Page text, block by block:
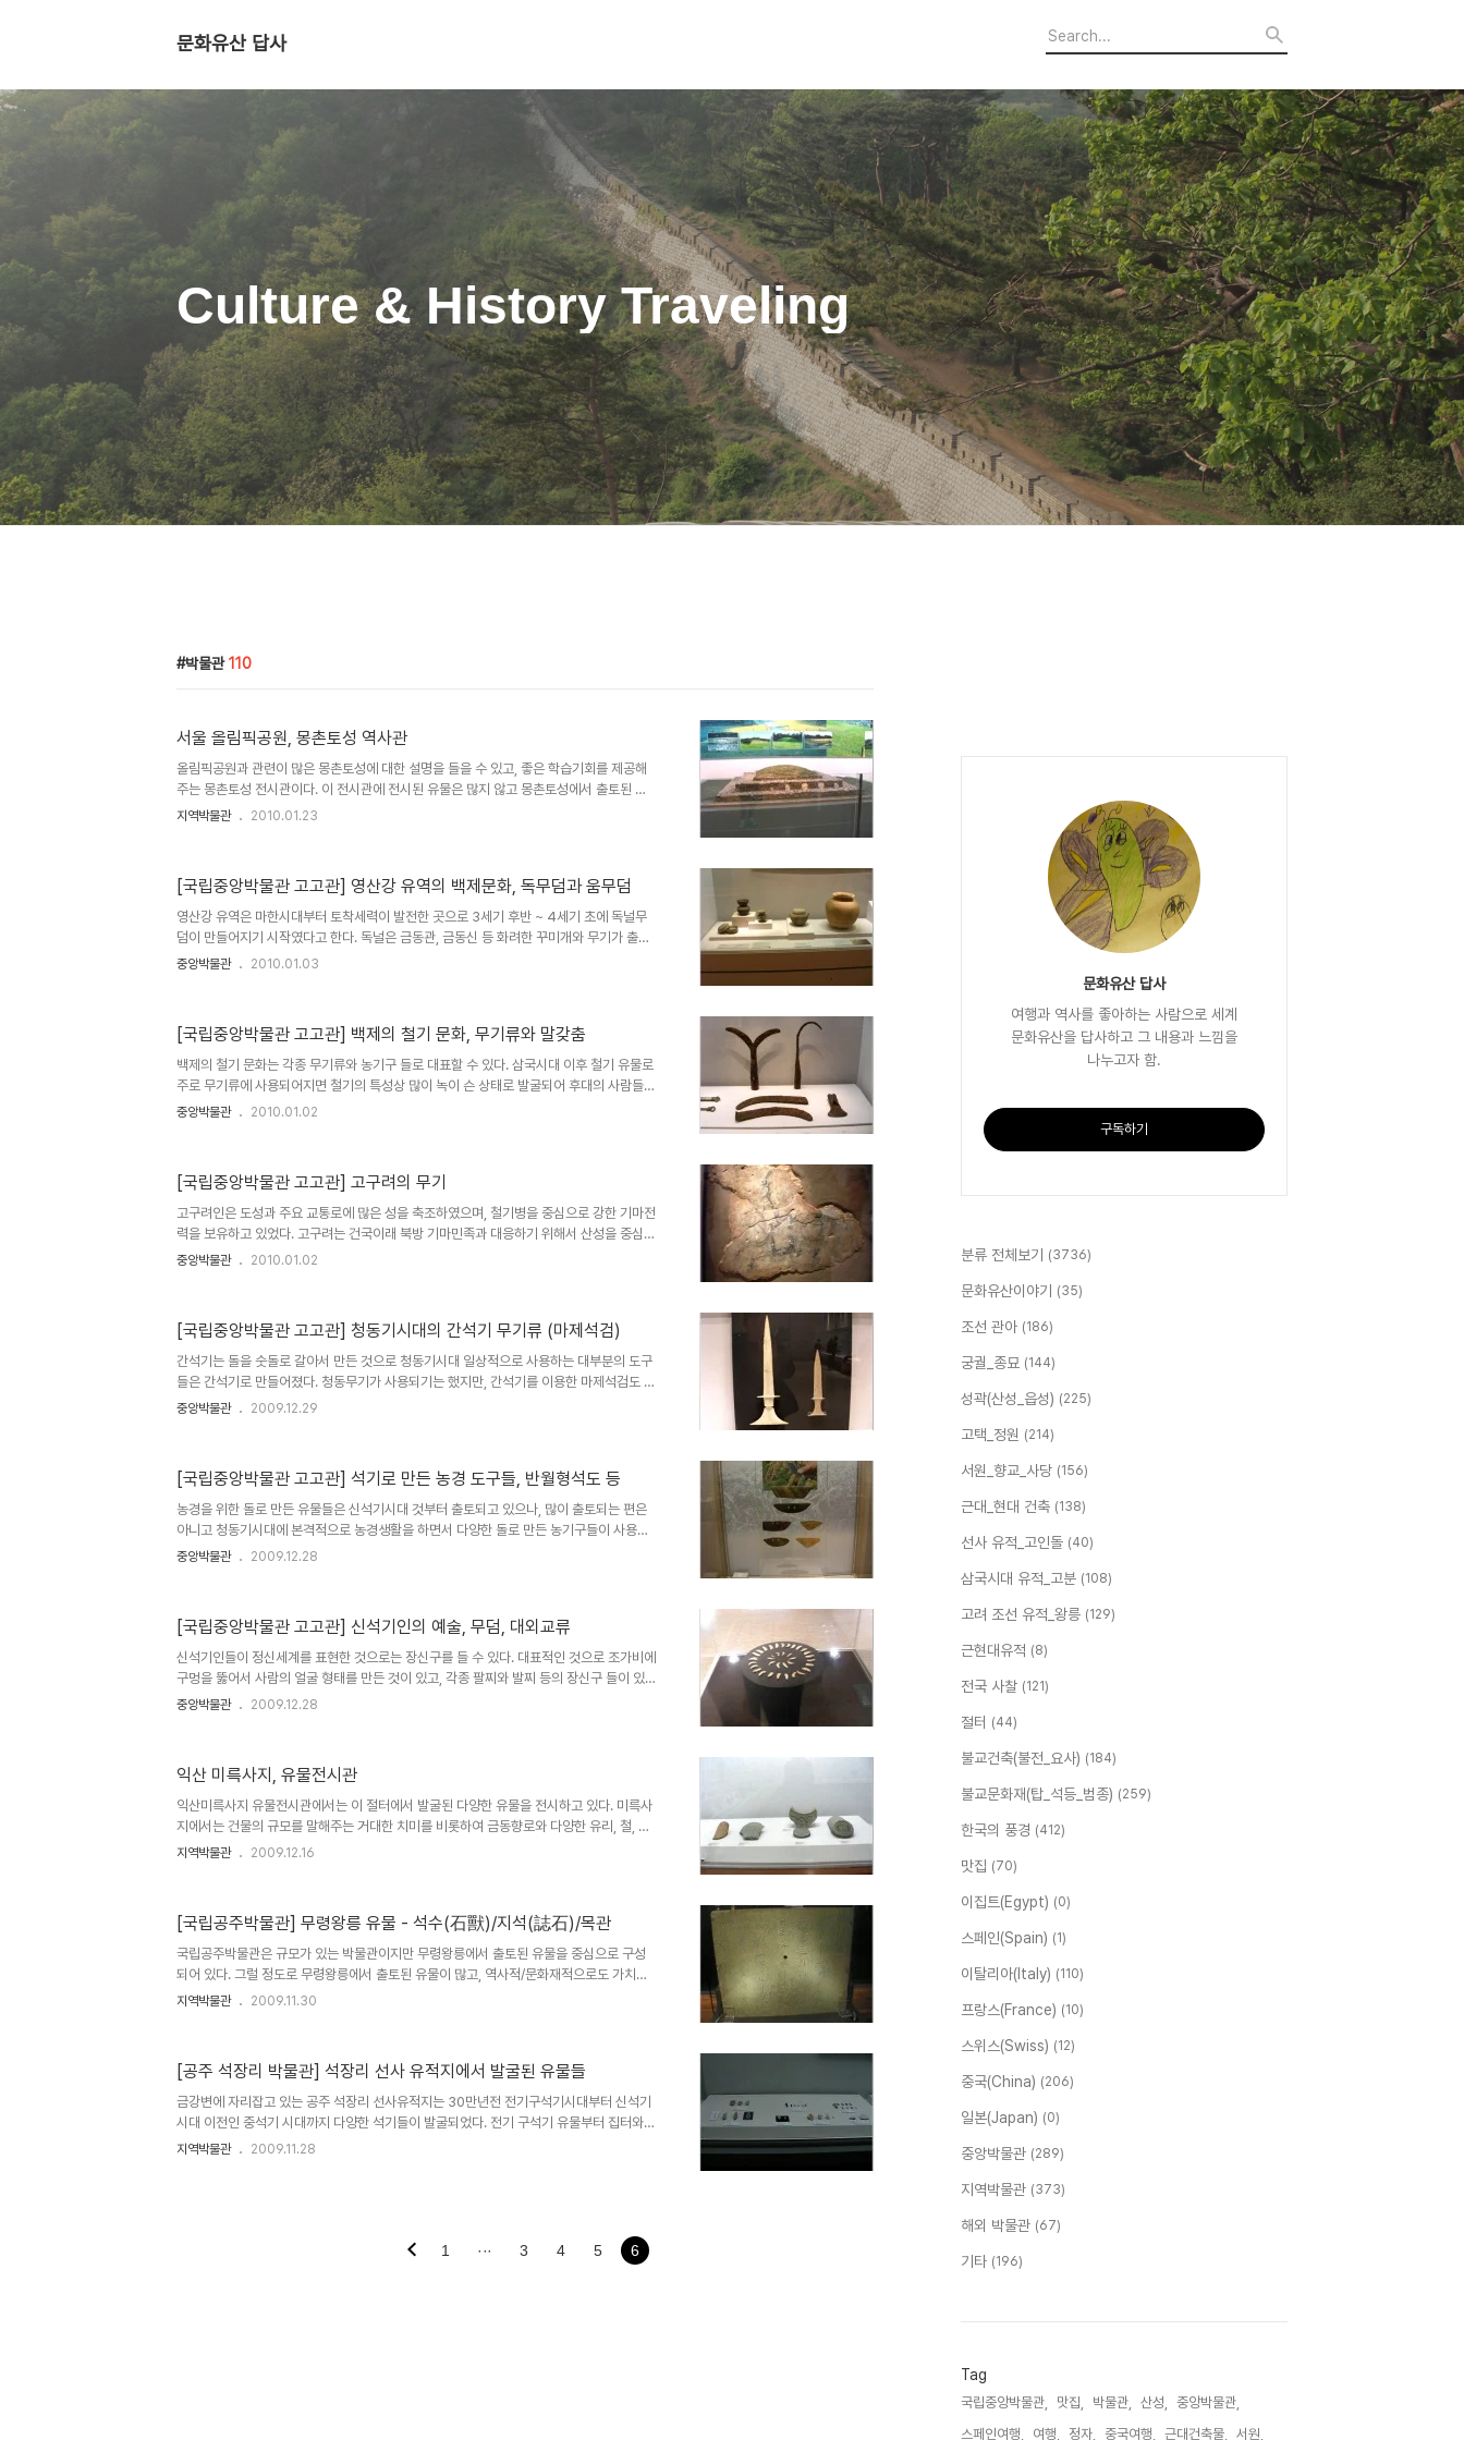
문화유산 답사
Culture & History Traveling
박물관 110
서울 올림픽공원, 몽촌토성 역사관
올림픽공원과 관련이 많은 몽촌토성에 대한 설명을 들을 수 있고, 좋은 학습기회를 제공해
주는 몽촌토성 전시관이다. 이 전시관에 전시된 유물은 많지 않고 몽촌토성에서 출토된 유
물의 복제품과 주변 초기 한성 백제의 하남 위례성에 대한 설명을 위주로 구성되어 있다. 송
유물들을 전시하고 있는데 주로 복제품을 전시하고 있다. 진품은 대부분 서울대 박물관에서
보관하고 있다고 한다.
지역박물관 2010.01.23
[국립중앙박물관 고고관] 영산강 유역의 백제문화, 독무덤과 움무덤
영산강 유역은 마한시대부터 토착세력이 발전한 곳으로 3세기 후반 ~ 4세기 초에 독널무
덤이 만들어지기 시작였다고 한다. 독널은 금동관, 금동신 등 화려한 꾸미개와 무기가 출토
되기도 한다. 그래서 마한 이후의 이지역 토착지배세력의 무덤으로 보고 있다. 영산강 유역
성 백제기에 영산강 유역에서 유행했다고 한다. 나주 반암면 신촌리고분. 나주 반암면 일대
신촌리, 대안리, 덕산리에 많은 고분들에서 독무덤이 출토되었다고 한다. 영산강 유역 독무
덤에 출토된..
중앙박물관 2010.01.03
[국립중앙박물관 고고관] 백제의 철기 문화, 무기류와 말갖춤
백제의 철기 문화는 각종 무기류와 농기구 들로 대표할 수 있다. 삼국시대 이후 철기 유물로
주로 무기류에 사용되어지면 철기의 특성상 많이 녹이 슨 상태로 발굴되어 후대의 사람들이
보기에는 크게 감동을 주지는 않지만 분명히 발전된 기술을 보여주고 있다. 서울 풍납토성
놓아 적의 접근을 막는 무기이다. 고리자루칼. 전남 나주 복암리 무덤 출토 유물 낫, 칼, 갈고
리 백제의 철기는 농기구와 무기로 대표되며 다양한 형태가 있다. 특히 한성기 유적인 서..
중앙박물관 2010.01.02
[국립중앙박물관 고고관] 고구려의 무기
고구려인은 도성과 주요 교통로에 많은 성을 축조하였으며, 철기병을 중심으로 강한 기마전
력을 보유하고 있었다. 고구려는 건국이래 북방 기마민족과 대응하기 위해서 산성을 중심으
로 한 국가 방어전략이 체계화 되어 있었고 그 전략은 조선시대까지 유효한 전략이었다. 지
벽 인문 행렬도의 일부다. 말을 타고 달리는 모습에서 당시 고구려인의 옷치장과 말갖춤 등
을 엿볼 수 있다. 이 인물은 '절풍'이라는 고구려 특유의 모자에 새깃을 꽂아 장식한 '조우
관'을 쓰고 ..
중앙박물관 2010.01.02
[국립중앙박물관 고고관] 청동기시대의 간석기 무기류 (마제석검)
간석기는 돌을 숫돌로 갈아서 만든 것으로 청동기시대 일상적으로 사용하는 대부분의 도구
들은 간석기로 만들어졌다. 청동무기가 사용되기는 했지만, 간석기를 이용한 마제석검도 이
시대에 많이 사용된것으로 보이며, 많은 박물관들의 입구를 이 마제석검과 토기류들이 장식
루를 만들어 연결하는 경우도 있다. 간석기로 만든 각종 전쟁용 도끼 화살촉 춘천지역 주거
지에서 출토된 유물로 당시의 화살촉과 화살을 연결해서 사용하는 법을 보여주고 있다. 청
동기시대에는 간..
중앙박물관 2009.12.29
[국립중앙박물관 고고관] 석기로 만든 농경 도구들, 반월형석도 등
농경을 위한 돌로 만든 유물들은 신석기시대 것부터 출토되고 있으나, 많이 출토되는 편은
아니고 청동기시대에 본격적으로 농경생활을 하면서 다양한 돌로 만든 농기구들이 사용되
었다고 한다. 대표적인 농기로는 '반월형 석도'라고 불리는 반달모양의 돌칼이 많이 알려져
부여 송국리에서 출토되었다고 한다. 신석기시대 농기인 돌로 만든 칼. 서울 암사동 선사유
적지에서 발굴된 신석기시대 돌로 만든 농기구. 초보적인 농사의 형태를 추정할 수 있게 해
준다. 청..
중앙박물관 2009.12.28
[국립중앙박물관 고고관] 신석기인의 예술, 무덤, 대외교류
신석기인들이 정신세계를 표현한 것으로는 장신구를 들 수 있다. 대표적인 것으로 조가비에
구멍을 뚫어서 사람의 얼굴 형태를 만든 것이 있고, 각종 팔찌와 발찌 등의 장신구 들이 있
다. 신석기인의 사후세계관을 잘 보여주는 것으로 무덤에 묻힌사람이 평소에 사용하던 물건
다. 주술적인 의미를 갖고 있다고 한다. 발찌와 팔찌, 귀걸이 같은 장신구 기하학적인 상징
이 들어간 덧무늬토기와 단순화된 여인상 신석기인의 무덤에 부장품으로 같이 묻힌 돌도끼,
토기 등의 유물..
중앙박물관 2009.12.28
익산 미륵사지, 유물전시관
익산미륵사지 유물전시관에서는 이 절터에서 발굴된 다양한 유물을 전시하고 있다. 미륵사
지에서는 건물의 규모를 말해주는 거대한 치미를 비롯하여 금동향로와 다양한 유리, 철, 청
동 유물들이 발굴되었다. 최근에 미륵사지석탑에서 발굴된 사리장엄은 아직 보존처리 중인
가 유명하며, 지금도 중국이나 일본 사찰 건물에는 치미를 볼 수 있다. 미륵사지에서 발굴된
금동향로 절터에서 발굴된 다양한 기와들 미륵사지에서는 다양한 유리가 발굴되고 있는데,
백제의 유리 가공..
지역박물관 2009.12.16
[국립공주박물관] 무령왕릉 유물 - 석수(石獸)/지석(誌石)/목관
국립공주박물관은 규모가 있는 박물관이지만 무령왕릉에서 출토된 유물을 중심으로 구성
되어 있다. 그럴 정도로 무령왕릉에서 출토된 유물이 많고, 역사적/문화재적으로도 가치가
높다는 의미일 것이다. 무령왕릉에서 출토된 유물은 백제를 대표하는 유물로 중국 남조와의
릉 입구 모습을 재현해 놓은 듯. 입구에 단지와 밥그릇, 숟가락이 있고, 그 뒤에 이무덤의 주
인이 누구인지를 밝혀주는 지석과 무덤을 지키는 석수가 있다. 석수와 지석은 우리나라에서
가장 ..
지역박물관 2009.11.30
[공주 석장리 박물관] 석장리 선사 유적지에서 발굴된 유물들
금강변에 자리잡고 있는 공주 석장리 선사유적지는 30만년전 전기구석기시대부터 신석기
시대 이전인 중석기 시대까지 다양한 석기들이 발굴되었다. 전기 구석기 유물부터 집터와
함께 발굴된 후기 구석기까지의 유물들은 깊은 땅속에 묻혀 있어서 유물들이 많이 발견되고
가지 유형의 석기들 석장리 전기 구석기문화는 2지구 외날찍개 문화층과 주먹괭이-자르개
지역박물관 2009.11.28
1 ··· 3 4 5 6
문화유산 답사
여행과 역사를 좋아하는 사람으로 세계
문화유산을 답사하고 그 내용과 느낌을
나누고자 함.
구독하기
분류 전체보기 (3736)
문화유산이야기 (35)
조선 관아 (186)
궁궐_종묘 (144)
성곽(산성_읍성) (225)
고택_정원 (214)
서원_향교_사당 (156)
근대_현대 건축 (138)
선사 유적_고인돌 (40)
삼국시대 유적_고분 (108)
고려 조선 유적_왕릉 (129)
근현대유적 (8)
전국 사찰 (121)
절터 (44)
불교건축(불전_요사) (184)
불교문화재(탑_석등_범종) (259)
한국의 풍경 (412)
맛집 (70)
이집트(Egypt) (0)
스페인(Spain) (1)
이탈리아(Italy) (110)
프랑스(France) (10)
스위스(Swiss) (12)
중국(China) (206)
일본(Japan) (0)
중앙박물관 (289)
지역박물관 (373)
해외 박물관 (67)
기타 (196)
Tag
국립중앙박물관, 맛집, 박물관, 산성,
중앙박물관,
스페인여행,
여행, 정자, 중국여행, 근대건축물,
서원,